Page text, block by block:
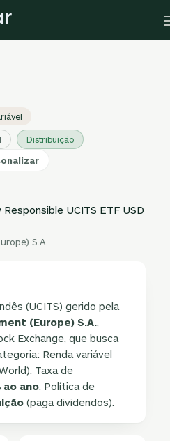
Distribuição
UCITS ETF USD
S.A.
(UCITS) gerido pela
(Europe) S.A.,
Exchange, que busca
Renda variável
Taxa de
ao ano. Política de
(paga dividendos).